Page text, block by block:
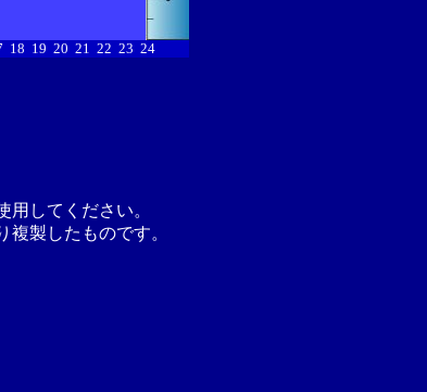
18 19 20 21 22 23 24
してください。
製したものです。